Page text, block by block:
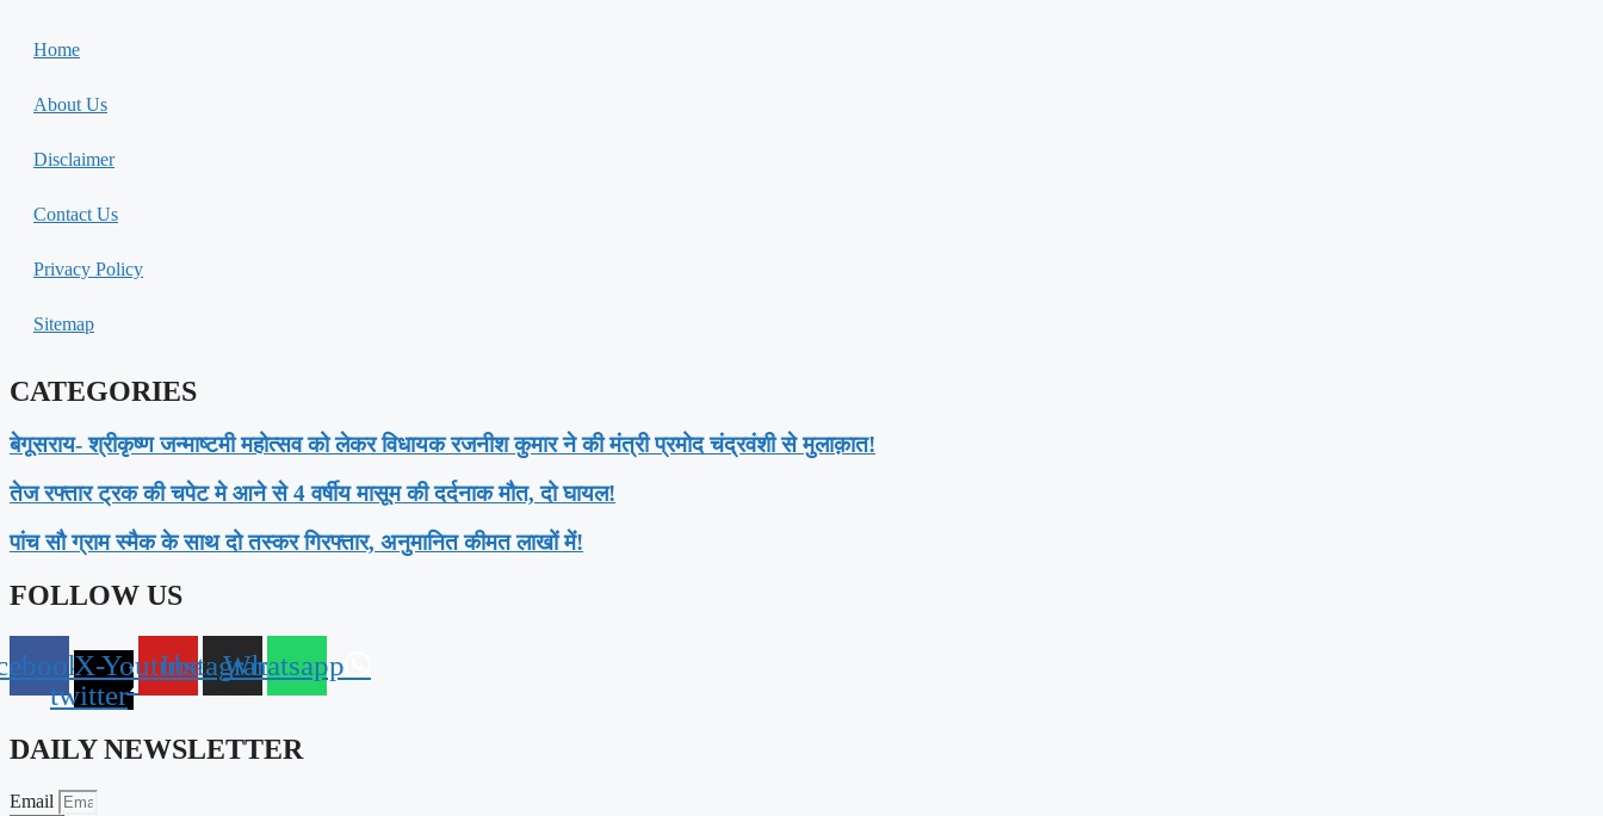
Home
About Us
Disclaimer
Contact Us
Privacy Policy
Sitemap
CATEGORIES
बेगूसराय- श्रीकृष्ण जन्माष्टमी महोत्सव को लेकर विधायक रजनीश कुमार ने की मंत्री प्रमोद चंद्रवंशी से मुलाक़ात!
तेज रफ्तार ट्रक की चपेट मे आने से 4 वर्षीय मासूम की दर्दनाक मौत, दो घायल!
पांच सौ ग्राम स्मैक के साथ दो तस्कर गिरफ्तार, अनुमानित कीमत लाखों में!
FOLLOW US
X-
twitter
YoutubeInstagramWhatsapp
DAILY NEWSLETTER
Email